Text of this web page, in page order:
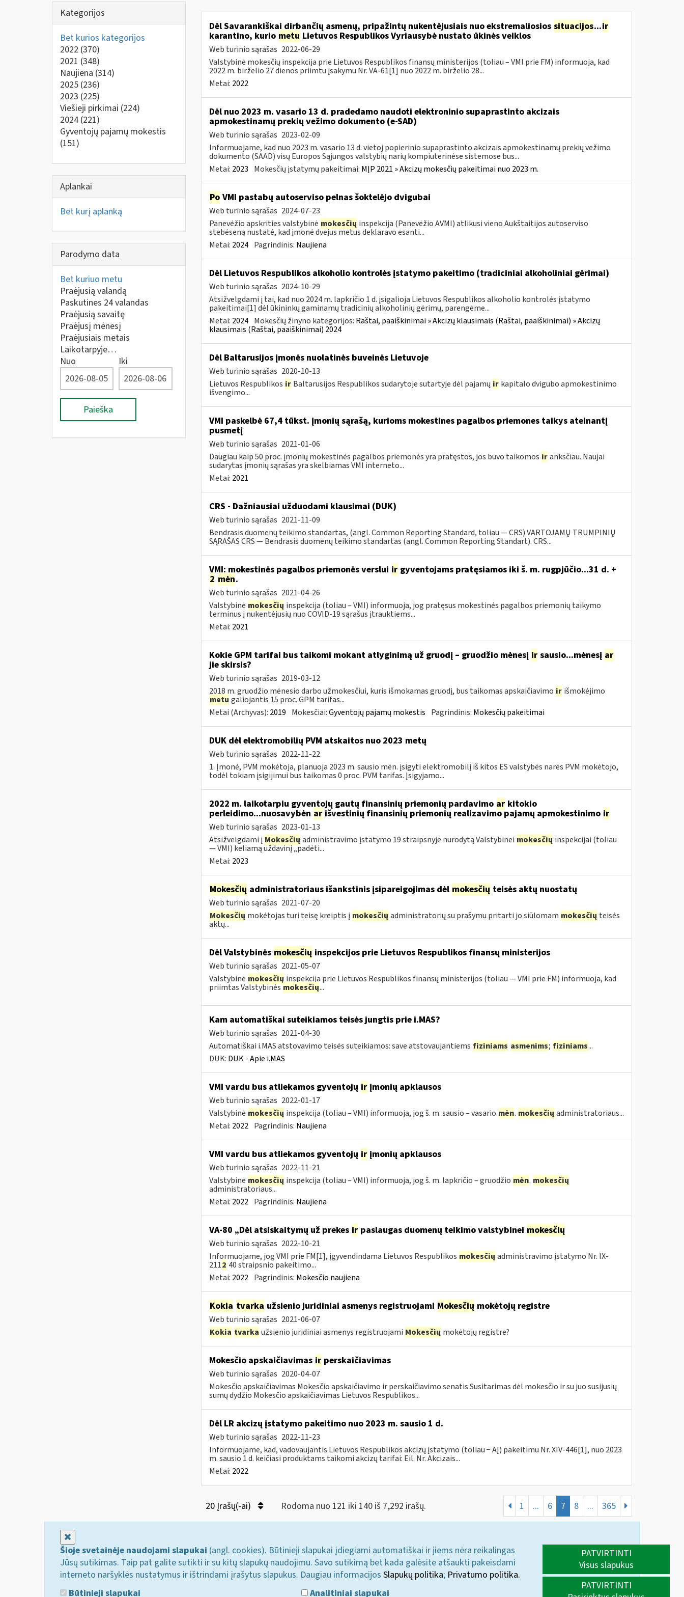
Kategorijos
Bet kurios kategorijos
2022 (370)
2021 (348)
Naujiena (314)
2025 (236)
2023 (225)
Viešieji pirkimai (224)
2024 (221)
Gyventojų pajamų mokestis
(151)
Aplankai
Bet kurį aplanką
Parodymo data
Bet kuriuo metu
Praėjusią valandą
Paskutines 24 valandas
Praėjusią savaitę
Praėjusį mėnesį
Praėjusiais metais
Laikotarpyje…
Nuo
Iki
Paieška
Dėl Savarankiškai dirbančių asmenų, pripažintų nukentėjusiais nuo ekstremaliosios situacijos...ir
karantino, kurio metu Lietuvos Respublikos Vyriausybė nustato ūkinės veiklos
Web turinio sąrašas 2022-06-29
Valstybinė mokesčių inspekcija prie Lietuvos Respublikos finansų ministerijos (toliau – VMI prie FM) informuoja, kad
2022 m. birželio 27 dienos priimtu įsakymu Nr. VA-61[1] nuo 2022 m. birželio 28...
Metai: 2022
Dėl nuo 2023 m. vasario 13 d. pradedamo naudoti elektroninio supaprastinto akcizais
apmokestinamų prekių vežimo dokumento (e-SAD)
Web turinio sąrašas 2023-02-09
Informuojame, kad nuo 2023 m. vasario 13 d. vietoj popierinio supaprastinto akcizais apmokestinamų prekių vežimo
dokumento (SAAD) visų Europos Sąjungos valstybių narių kompiuterinėse sistemose bus...
Metai: 2023 Mokesčių įstatymų pakeitimai: MĮP 2021 » Akcizų mokesčių pakeitimai nuo 2023 m.
Po VMI pastabų autoserviso pelnas šoktelėjo dvigubai
Web turinio sąrašas 2024-07-23
Panevėžio apskrities valstybinė mokesčių inspekcija (Panevėžio AVMI) atlikusi vieno Aukštaitijos autoserviso
stebėseną nustatė, kad įmonė dvejus metus deklaravo esanti...
Metai: 2024 Pagrindinis: Naujiena
Dėl Lietuvos Respublikos alkoholio kontrolės įstatymo pakeitimo (tradiciniai alkoholiniai gėrimai)
Web turinio sąrašas 2024-10-29
Atsižvelgdami į tai, kad nuo 2024 m. lapkričio 1 d. įsigalioja Lietuvos Respublikos alkoholio kontrolės įstatymo
pakeitimai[1] dėl ūkininkų gaminamų tradicinių alkoholinių gėrimų, parengėme...
Metai: 2024 Mokesčių žinyno kategorijos: Raštai, paaiškinimai » Akcizų klausimais (Raštai, paaiškinimai) » Akcizų
klausimais (Raštai, paaiškinimai) 2024
Dėl Baltarusijos įmonės nuolatinės buveinės Lietuvoje
Web turinio sąrašas 2020-10-13
Lietuvos Respublikos ir Baltarusijos Respublikos sudarytoje sutartyje dėl pajamų ir kapitalo dvigubo apmokestinimo
išvengimo...
VMI paskelbė 67,4 tūkst. įmonių sąrašą, kurioms mokestines pagalbos priemones taikys ateinantį
pusmetį
Web turinio sąrašas 2021-01-06
Daugiau kaip 50 proc. įmonių mokestinės pagalbos priemonės yra pratęstos, jos buvo taikomos ir anksčiau. Naujai
sudarytas įmonių sąrašas yra skelbiamas VMI interneto...
Metai: 2021
CRS - Dažniausiai užduodami klausimai (DUK)
Web turinio sąrašas 2021-11-09
Bendrasis duomenų teikimo standartas, (angl. Common Reporting Standard, toliau — CRS) VARTOJAMŲ TRUMPINIŲ
SĄRAŠAS CRS — Bendrasis duomenų teikimo standartas (angl. Common Reporting Standart). CRS...
VMI: mokestinės pagalbos priemonės verslui irgyventojams pratęsiamos iki š. m. rugpjūčio...31 d. +
2 mėn.
Web turinio sąrašas 2021-04-26
Valstybinė mokesčių inspekcija (toliau – VMI) informuoja, jog pratęsus mokestinės pagalbos priemonių taikymo
terminus į nukentėjusių nuo COVID-19 sąrašus įtrauktiems...
Metai: 2021
Kokie GPM tarifai bus taikomi mokant atlyginimą už gruodį – gruodžio mėnesį irsausio...mėnesį ar
jie skirsis?
Web turinio sąrašas 2019-03-12
2018 m. gruodžio mėnesio darbo užmokesčiui, kuris išmokamas gruodį, bus taikomas apskaičiavimo ir išmokėjimo
metu galiojantis 15 proc. GPM tarifas...
Metai (Archyvas): 2019 Mokesčiai:Gyventojų pajamų mokestis Pagrindinis: Mokesčių pakeitimai
DUK dėl elektromobilių PVM atskaitos nuo 2023 metų
Web turinio sąrašas 2022-11-22
1. Įmonė, PVM mokėtoja, planuoja 2023 m. sausio mėn. įsigyti elektromobilį iš kitos ES valstybės narės PVM mokėtojo,
todėl tokiam įsigijimui bus taikomas 0 proc. PVM tarifas. Įsigyjamo...
2022 m. laikotarpiu gyventojų gautų finansinių priemonių pardavimo arkitokio
perleidimo...nuosavybėn arišvestinių finansinių priemonių realizavimo pajamų apmokestinimo ir
Web turinio sąrašas 2023-01-13
Atsižvelgdami į Mokesčių administravimo įstatymo 19 straipsnyje nurodytą Valstybinei mokesčių inspekcijai (toliau
— VMI) keliamą uždavinį „padėti...
Metai: 2023
Mokesčių administratoriaus išankstinis įsipareigojimas dėl mokesčių teisės aktų nuostatų
Web turinio sąrašas 2021-07-20
Mokesčių mokėtojas turi teisę kreiptis į mokesčių administratorių su prašymu pritarti jo siūlomam mokesčių teisės
aktų...
Dėl Valstybinės mokesčių inspekcijos prie Lietuvos Respublikos finansų ministerijos
Web turinio sąrašas 2021-05-07
Valstybinė mokesčių inspekcija prie Lietuvos Respublikos finansų ministerijos (toliau — VMI prie FM) informuoja, kad
priimtas Valstybinėsmokesčių...
Kam automatiškai suteikiamos teisės jungtis prie i.MAS?
Web turinio sąrašas 2021-04-30
Automatiškai i.MAS atstovavimo teisės suteikiamos: save atstovaujantiems fiziniams asmenims; fiziniams...
DUK: DUK - Apie i.MAS
VMI vardu bus atliekamos gyventojų irįmonių apklausos
Web turinio sąrašas 2022-01-17
Valstybinė mokesčių inspekcija (toliau – VMI) informuoja, jog š. m. sausio – vasario mėn. mokesčių administratoriaus...
Metai: 2022 Pagrindinis: Naujiena
VMI vardu bus atliekamos gyventojų irįmonių apklausos
Web turinio sąrašas 2022-11-21
Valstybinė mokesčių inspekcija (toliau – VMI) informuoja, jog š. m. lapkričio – gruodžio mėn. mokesčių
administratoriaus...
Metai: 2022 Pagrindinis: Naujiena
VA-80 „Dėl atsiskaitymų už prekes irpaslaugas duomenų teikimo valstybinei mokesčių
Web turinio sąrašas 2022-10-21
Informuojame, jog VMI prie FM[1], įgyvendindama Lietuvos Respublikos mokesčių administravimo įstatymo Nr. IX-
2112 40 straipsnio pakeitimo...
Metai: 2022 Pagrindinis: Mokesčio naujiena
Kokia tvarka užsienio juridiniai asmenys registruojami Mokesčių mokėtojų registre
Web turinio sąrašas 2021-06-07
Kokia tvarka užsienio juridiniai asmenys registruojami Mokesčių mokėtojų registre?
Mokesčio apskaičiavimas irperskaičiavimas
Web turinio sąrašas 2020-04-07
Mokesčio apskaičiavimas Mokesčio apskaičiavimo ir perskaičiavimo senatis Susitarimas dėl mokesčio ir su juo susijusių
sumų dydžio Mokesčio apskaičiavimas Lietuvos Respublikos...
Dėl LR akcizų įstatymo pakeitimo nuo 2023 m. sausio 1 d.
Web turinio sąrašas 2022-11-23
Informuojame, kad, vadovaujantis Lietuvos Respublikos akcizų įstatymo (toliau − AĮ) pakeitimu Nr. XIV-446[1], nuo 2023
m. sausio 1 d. keičiasi produktams taikomi akcizų tarifai: Eil. Nr. Akcizais...
Metai: 2022
20 Įrašų(-ai) Rodoma nuo 121 iki 140 iš 7,292 irašų. 1 ... 6 7 8 ... 365
Šioje svetainėje naudojami slapukai (angl. cookies). Būtinieji slapukai įdiegiami automatiškai ir jiems nėra reikalingas
Jūsų sutikimas. Taip pat galite sutikti ir su kitų slapukų naudojimu. Savo sutikimą bet kada galėsite atšaukti pakeisdami
interneto naršyklės nustatymus ir ištrindami įrašytus slapukus. Daugiau informacijos Slapukų politika; Privatumo politika.
Būtinieji slapukai
Analitiniai slapukai
PATVIRTINTI
Visus slapukus
PATVIRTINTI